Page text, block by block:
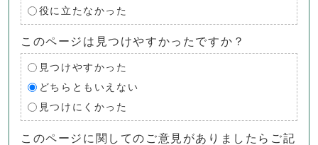
役に立たなかった
このページは見つけやすかったですか？
見つけやすかった
どちらともいえない
見つけにくかった
このページに関してのご意見がありましたらご記